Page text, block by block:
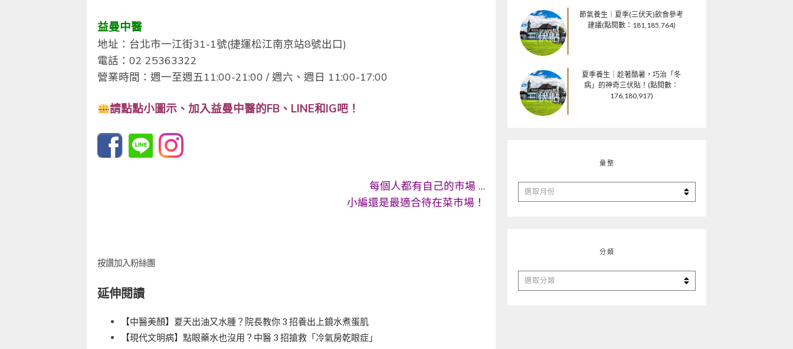
益曼中醫
地址：台北市一江街31-1號(捷運松江南京站8號出口)
電話：02 25363322
營業時間：週一至週五11:00-21:00 / 週六、週日 11:00-17:00
請點點小圖示、加入益曼中醫的FB、LINE和IG吧！
每個人都有自己的市場 …
小編還是最適合待在菜市場！
按讚加入粉絲團
延伸閱讀
【中醫美顏】夏天出油又水腫？院長教你 3 招養出上鏡水煮蛋肌
【現代文明病】點眼藥水也沒用？中醫 3 招搶救「冷氣房乾眼症」
節氣養生｜夏季(三伏天)飲食參考
建議(點閱數：181,185,764)
夏季養生｜趁著酷暑，巧治「冬
病」的神奇三伏貼！(點閱數：
176,180,917)
彙整
彙
整
分類
分
類